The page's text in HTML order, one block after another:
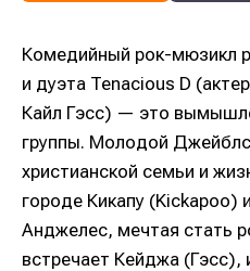
Комедийный рок-мюзикл
и дуэта Tenacious D
Кайл Гэсс) — это
группы. Молодой Джейблс
христианской семьи и
городе Кикапу (Kickapoo)
Анджелес, мечтая стать
встречает Кейджа (Гэсс),